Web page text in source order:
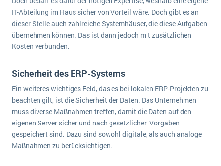
IT-Abteilung im Haus sicher von Vorteil wäre. Doch gibt es an
dieser Stelle auch zahlreiche Systemhäuser, die diese Aufgaben
übernehmen können. Das ist dann jedoch mit zusätzlichen
Kosten verbunden.
Sicherheit des ERP-Systems
Ein weiteres wichtiges Feld, das es bei lokalen ERP-Projekten zu
beachten gilt, ist die Sicherheit der Daten. Das Unternehmen
muss diverse Maßnahmen treffen, damit die Daten auf den
eigenen Server sicher und nach gesetzlichen Vorgaben
gespeichert sind. Dazu sind sowohl digitale, als auch analoge
Maßnahmen zu berücksichtigen.